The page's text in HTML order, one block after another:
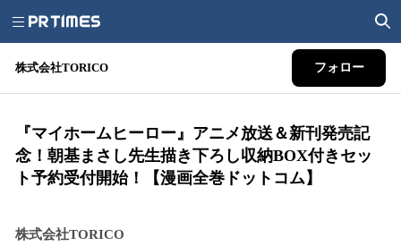
株式会社TORICO フォロー
『マイホームヒーロー』アニメ放送＆新刊発売記
念！朝基まさし先生描き下ろし収納BOX付きセッ
ト予約受付開始！【漫画全巻ドットコム】
株式会社TORICO